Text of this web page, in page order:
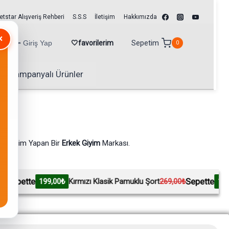
Alışveriş Rehberi S.S.S İletişim Hakkımızda
🔑 Giriş Yap 🤍favorilerim Sepetim 0
Kampanyalı Ürünler
Üretim Yapan Bir Erkek Giyim Markası.
Kırmızı Klasik Pamuklu Şort269,00₺Sepette 199,00₺ Mavi